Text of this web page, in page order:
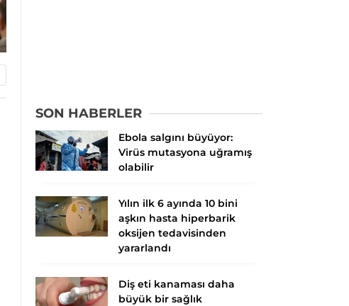
SON HABERLER
Ebola salgını büyüyor:
Virüs mutasyona uğramış
olabilir
Yılın ilk 6 ayında 10 bini
aşkın hasta hiperbarik
oksijen tedavisinden
yararlandı
Diş eti kanaması daha
büyük bir sağlık